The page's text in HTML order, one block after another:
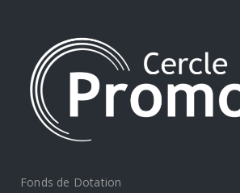
Fonds de Dotation